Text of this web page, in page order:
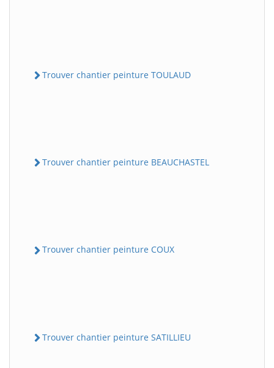
Trouver chantier peinture TOULAUD
Trouver chantier peinture BEAUCHASTEL
Trouver chantier peinture COUX
Trouver chantier peinture SATILLIEU